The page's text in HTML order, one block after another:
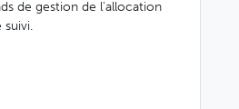
de gestion de l'allocation